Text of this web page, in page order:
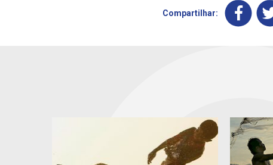
Compartilhar: